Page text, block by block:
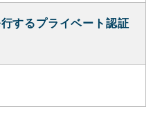
するプライベート認証